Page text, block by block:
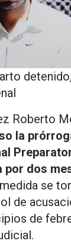
Roberto
la
dos
se
de
de